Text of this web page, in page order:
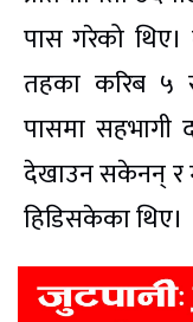
पास गरेको थिए।
तहका करिब ५
पासमा सहभागी
देखाउन सकेनन् र
हिडिसकेका थिए।